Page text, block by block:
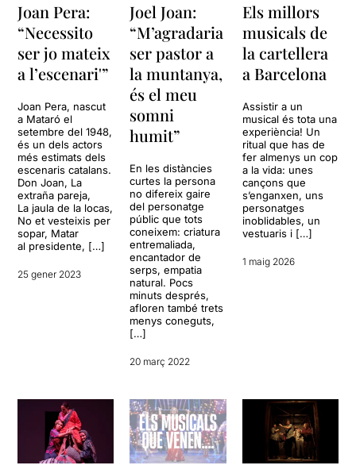
Joan Pera:
“Necessito
ser jo mateix
a l’escenari'”
Joan Pera, nascut
a Mataró el
setembre del 1948,
és un dels actors
més estimats dels
escenaris catalans.
Don Joan, La
extraña pareja,
La jaula de la locas,
No et vesteixis per
sopar, Matar
al presidente, […]
25 gener 2023
Joel Joan:
“M’agradaria
ser pastor a
la muntanya,
és el meu
somni
humit”
En les distàncies
curtes la persona
no difereix gaire
del personatge
públic que tots
coneixem: criatura
entremaliada,
encantador de
serps, empatia
natural. Pocs
minuts després,
afloren també trets
menys coneguts,
[…]
20 març 2022
Els millors
musicals de
la cartellera
a Barcelona
Assistir a un
musical és tota una
experiència! Un
ritual que has de
fer almenys un cop
a la vida: unes
cançons que
s’enganxen, uns
personatges
inoblidables, un
vestuaris i […]
1 maig 2026